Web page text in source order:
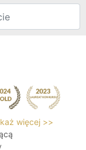
więcej >>